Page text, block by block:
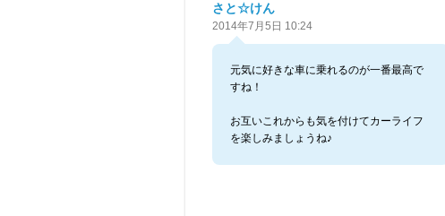
さと☆けん
2014年7月5日 10:24
元気に好きな車に乗れるのが一番最高で
すね！
お互いこれからも気を付けてカーライフ
を楽しみましょうね♪